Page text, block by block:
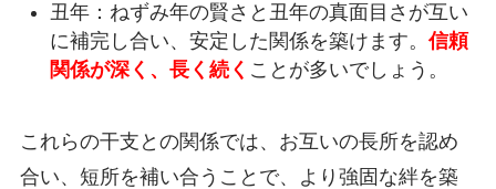
丑年：ねずみ年の賢さと丑年の真面目さが互い
に補完し合い、安定した関係を築けます。 信頼
関係が深く、長く続く ことが多いでしょう。
これらの干支との関係では、お互いの長所を認め
合い、短所を補い合うことで、より強固な絆を築